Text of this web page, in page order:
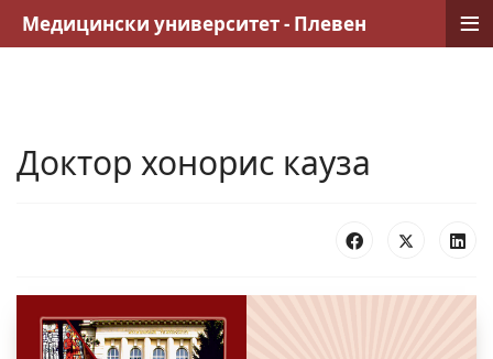
Доктор хонорис кауза
Медицински университет - Плевен ≡